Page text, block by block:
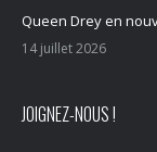
Queen Drey en
14 juillet 2026
JOIGNEZ-NOUS !